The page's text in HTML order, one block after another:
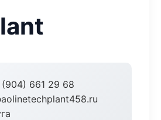
(904) 661 29 68